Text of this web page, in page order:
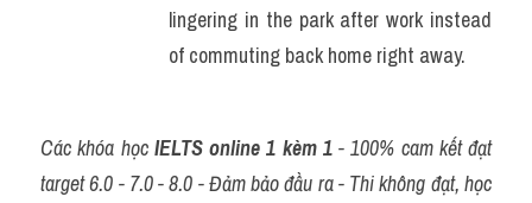
lingering in the park after work instead
of commuting back home right away.
Các khóa học IELTS online 1 kèm 1 - 100% cam kết đạt
target 6.0 - 7.0 - 8.0 - Đảm bảo đầu ra - Thi không đạt, học